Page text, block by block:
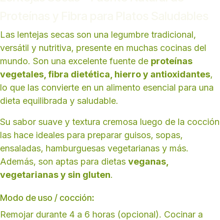
Las lentejas secas son una legumbre tradicional,
versátil y nutritiva, presente en muchas cocinas del
mundo. Son una excelente fuente de proteínas
vegetales, fibra dietética, hierro y antioxidantes,
lo que las convierte en un alimento esencial para una
dieta equilibrada y saludable.
Su sabor suave y textura cremosa luego de la cocción
las hace ideales para preparar guisos, sopas,
ensaladas, hamburguesas vegetarianas y más.
Además, son aptas para dietas veganas,
vegetarianas y sin gluten.
Modo de uso / cocción:
Remojar durante 4 a 6 horas (opcional). Cocinar a